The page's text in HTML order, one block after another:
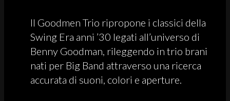
Il Goodmen Trio ripropone i classici della
Swing Era anni ’30 legati all’universo di
Benny Goodman, rileggendo in trio brani
nati per Big Band attraverso una ricerca
accurata di suoni, colori e aperture.